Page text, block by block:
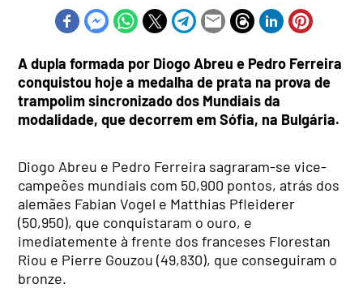
A dupla formada por Diogo Abreu e Pedro Ferreira
conquistou hoje a medalha de prata na prova de
trampolim sincronizado dos Mundiais da
modalidade, que decorrem em Sófia, na Bulgária.
Diogo Abreu e Pedro Ferreira sagraram-se vice-
campeões mundiais com 50,900 pontos, atrás dos
alemães Fabian Vogel e Matthias Pfleiderer
(50,950), que conquistaram o ouro, e
imediatemente à frente dos franceses Florestan
Riou e Pierre Gouzou (49,830), que conseguiram o
bronze.